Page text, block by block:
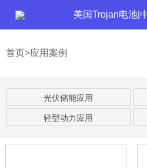
美国Trojan电池|
首页>应用案例
光伏储能应用
轻型动力应用